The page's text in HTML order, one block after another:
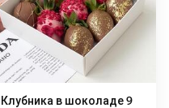
Клубника в шоколаде 9